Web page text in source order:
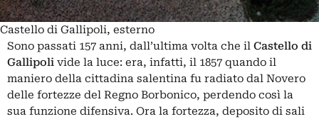
Castello di Gallipoli, esterno
Sono passati 157 anni, dall’ultima volta che il Castello di
Gallipoli vide la luce: era, infatti, il 1857 quando il
maniero della cittadina salentina fu radiato dal Novero
delle fortezze del Regno Borbonico, perdendo così la
sua funzione difensiva. Ora la fortezza, deposito di sali